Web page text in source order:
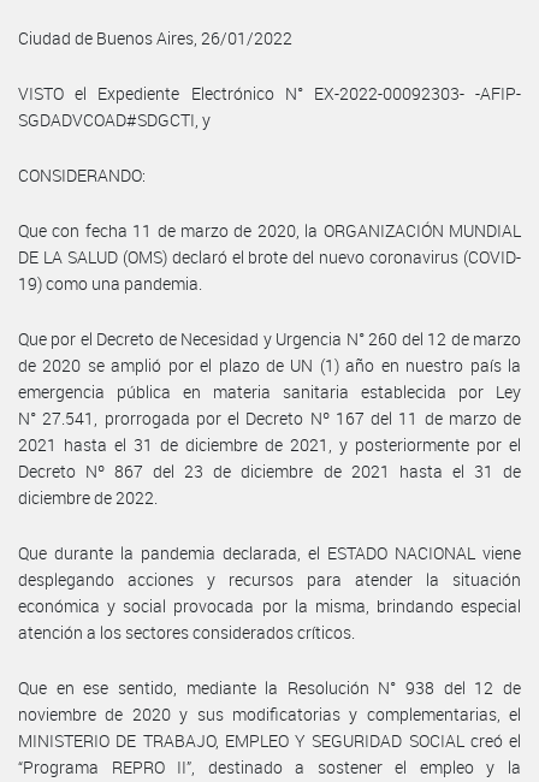
Ciudad de Buenos Aires, 26/01/2022
VISTO el Expediente Electrónico N° EX-2022-00092303- -AFIP-
SGDADVCOAD#SDGCTI, y
CONSIDERANDO:
Que con fecha 11 de marzo de 2020, la ORGANIZACIÓN MUNDIAL
DE LA SALUD (OMS) declaró el brote del nuevo coronavirus (COVID-
19) como una pandemia.
Que por el Decreto de Necesidad y Urgencia N° 260 del 12 de marzo
de 2020 se amplió por el plazo de UN (1) año en nuestro país la
emergencia pública en materia sanitaria establecida por Ley
N° 27.541, prorrogada por el Decreto Nº 167 del 11 de marzo de
2021 hasta el 31 de diciembre de 2021, y posteriormente por el
Decreto Nº 867 del 23 de diciembre de 2021 hasta el 31 de
diciembre de 2022.
Que durante la pandemia declarada, el ESTADO NACIONAL viene
desplegando acciones y recursos para atender la situación
económica y social provocada por la misma, brindando especial
atención a los sectores considerados críticos.
Que en ese sentido, mediante la Resolución N° 938 del 12 de
noviembre de 2020 y sus modificatorias y complementarias, el
MINISTERIO DE TRABAJO, EMPLEO Y SEGURIDAD SOCIAL creó el
“Programa REPRO II”, destinado a sostener el empleo y la